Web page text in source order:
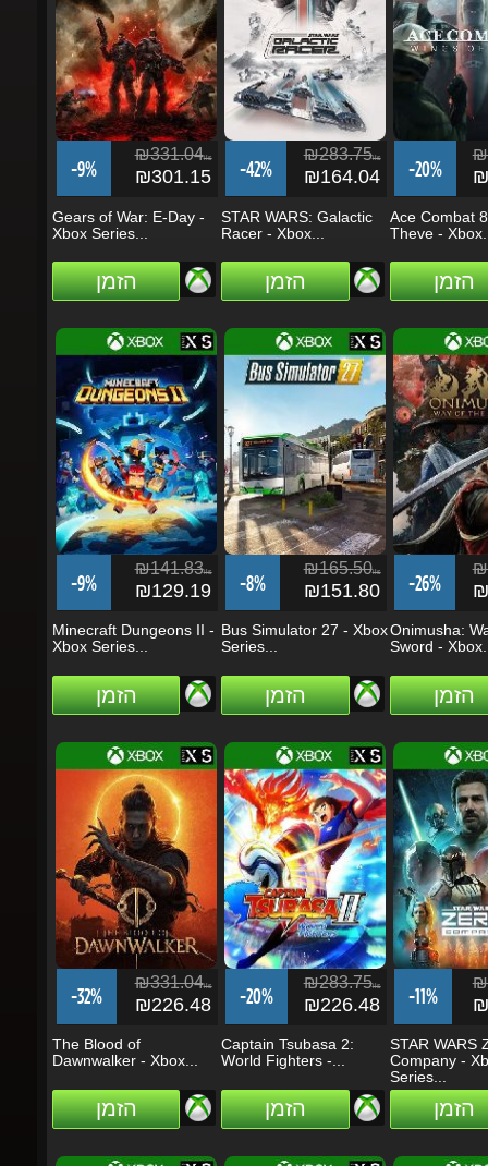
-9%
₪331.04ils
₪301.15
Gears of War: E-Day -
Xbox Series...
הזמן
-42%
₪283.75
₪164.04
STAR WARS: Galactic
Racer - Xbox...
הזמן
Ace Combat
Theve - Xbox...
הזמן
-9%
₪141.83ils
₪129.19
Minecraft Dungeons II -
Xbox Series...
הזמן
-8%
₪165.50ils
₪151.80
Bus Simulator 27 - Xbox
הזמן
-26%
Onimusha:
Sword - Xbox...
הזמן
-32%
₪331.04
₪226.48
The Blood of
Dawnwalker - Xbox...
הזמן
-20%
₪283.75ils
₪226.48
Captain Tsubasa 2:
World Fighters -...
הזמן
-11%
STAR WARS
Company -
Series...
הזמן